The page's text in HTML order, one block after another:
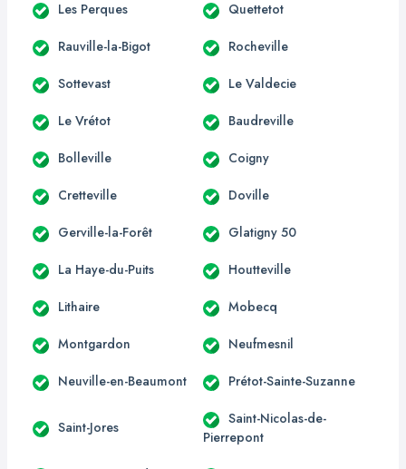
Les Perques Quettetot
Rauville-la-Bigot Rocheville
Sottevast Le Valdecie
Le Vrétot Baudreville
Bolleville Coigny
Cretteville Doville
Gerville-la-Forêt Glatigny 50
La Haye-du-Puits Houtteville
Lithaire Mobecq
Montgardon Neufmesnil
Neuville-en-Beaumont Prétot-Sainte-Suzanne
Saint-Jores
Saint-Nicolas-de-
Pierrepont